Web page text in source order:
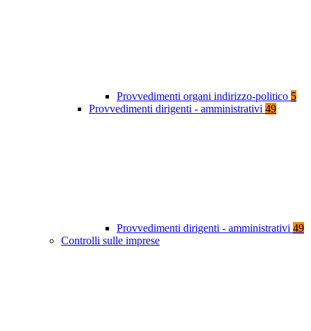
Provvedimenti organi indirizzo-politico 5
Provvedimenti dirigenti - amministrativi 49
Provvedimenti dirigenti - amministrativi 49
Controlli sulle imprese